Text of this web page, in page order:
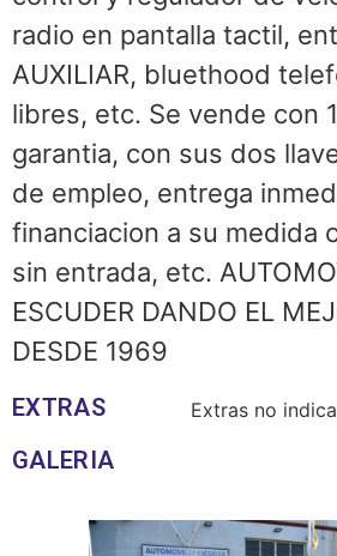
radio en pantalla tactil,
AUXILIAR, bluethood
libres, etc. Se vende con
garantia, con sus dos
de empleo, entrega
financiacion a su medida
sin entrada, etc.
ESCUDER DANDO EL
DESDE 1969
EXTRAS Extras no
GALERIA